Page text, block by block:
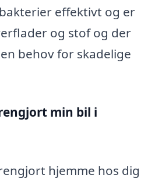
effektivt og er
og stof og der
behov for skadelige
min bil i
hjemme hos dig